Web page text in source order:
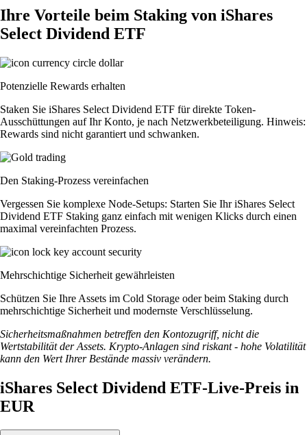
Ihre Vorteile beim Staking von iShares
Select Dividend ETF
Potenzielle Rewards erhalten
Staken Sie iShares Select Dividend ETF für direkte Token-
Ausschüttungen auf Ihr Konto, je nach Netzwerkbeteiligung. Hinweis:
Rewards sind nicht garantiert und schwanken.
Den Staking-Prozess vereinfachen
Vergessen Sie komplexe Node-Setups: Starten Sie Ihr iShares Select
Dividend ETF Staking ganz einfach mit wenigen Klicks durch einen
maximal vereinfachten Prozess.
Mehrschichtige Sicherheit gewährleisten
Schützen Sie Ihre Assets im Cold Storage oder beim Staking durch
mehrschichtige Sicherheit und modernste Verschlüsselung.
Sicherheitsmaßnahmen betreffen den Kontozugriff, nicht die
Wertstabilität der Assets. Krypto-Anlagen sind riskant - hohe Volatilität
kann den Wert Ihrer Bestände massiv verändern.
iShares Select Dividend ETF-Live-Preis in
EUR